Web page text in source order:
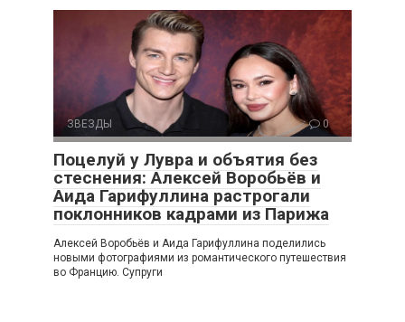
ЗВЕЗДЫ 0
Поцелуй у Лувра и объятия без
стеснения: Алексей Воробьёв и
Аида Гарифуллина растрогали
поклонников кадрами из Парижа
Алексей Воробьёв и Аида Гарифуллина поделились
новыми фотографиями из романтического путешествия
во Францию. Супруги